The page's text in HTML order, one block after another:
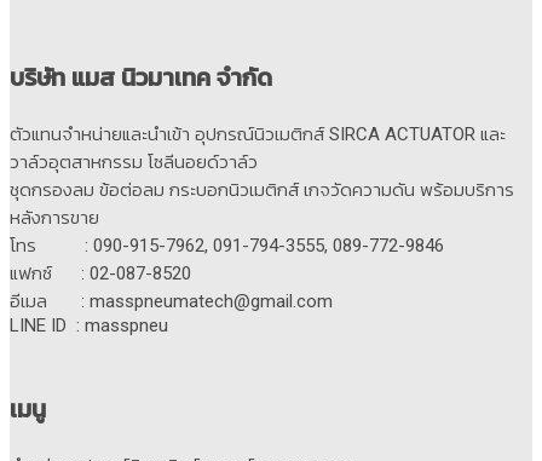
บริษัท แมส นิวมาเทค จำกัด
ตัวแทนจำหน่ายและนำเข้า อุปกรณ์นิวเมติกส์ SIRCA ACTUATOR และ
วาล์วอุตสาหกรรม โซลีนอยด์วาล์ว
ชุดกรองลม ข้อต่อลม กระบอกนิวเมติกส์ เกจวัดความดัน พร้อมบริการ
หลังการขาย
โทร : 090-915-7962, 091-794-3555, 089-772-9846
แฟกซ์ : 02-087-8520
อีเมล : masspneumatech@gmail.com
LINE ID : masspneu
เมนู